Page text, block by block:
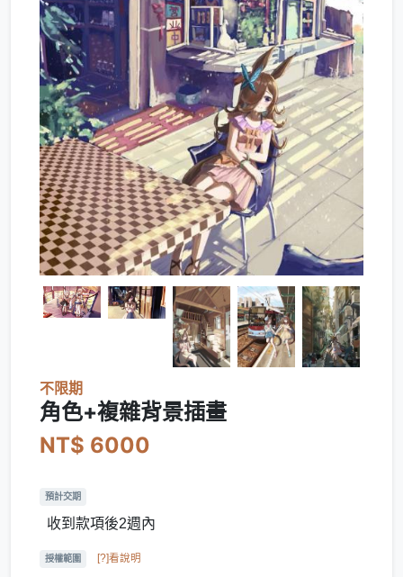
不限期
角色+複雜背景插畫
NT$ 6000
預計交期
收到款項後2週內
授權範圍 [?]看說明